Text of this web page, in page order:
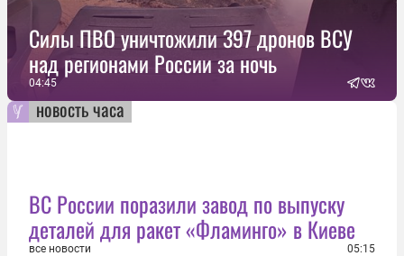
Силы ПВО уничтожили 397 дронов ВСУ
над регионами России за ночь
04:45
новость часа
ВС России поразили завод по выпуску
деталей для ракет «Фламинго» в Киеве
все новости 05:15